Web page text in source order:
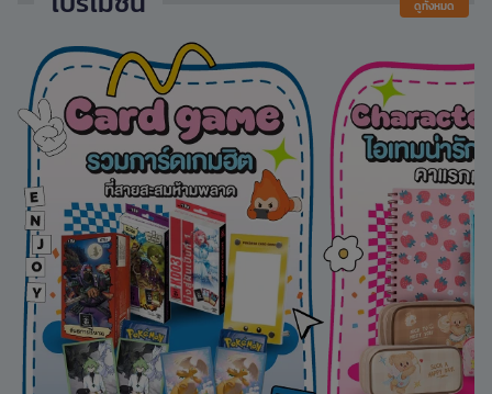
ดูทั้งหมด